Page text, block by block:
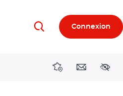
RechercherConnexion
DirectionsContact